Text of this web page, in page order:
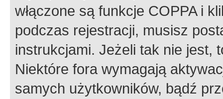
włączone są funkcje COPPA i
podczas rejestracji, musisz
instrukcjami. Jeżeli tak nie jest,
Niektóre fora wymagają
samych użytkowników, bądź